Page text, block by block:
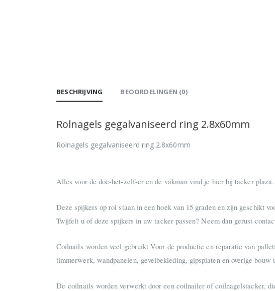
BESCHRIJVING BEOORDELINGEN (0)
Rolnagels gegalvaniseerd ring 2.8x60mm
Rolnagels gegalvaniseerd ring 2.8x60mm
Alles voor de doe-het-zelf-er en de vakman vind je hier bij tacker
Deze spijkers op rol staan in een hoek van 15 graden en zijn geschikt
Twijfelt u of deze spijkers in uw tacker passen? Neem dan gerust
Coilnails worden veel gebruikt Voor de productie en reparatie van
timmerwerk, wandpanelen, gevelbekleding, gipsplaten en overige
De coilnails worden verwerkt door een coilnailer of coilnagelstacker,